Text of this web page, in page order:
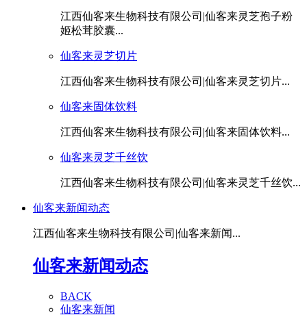
江西仙客来生物科技有限公司|仙客来灵芝孢子粉
姬松茸胶囊...
仙客来灵芝切片
江西仙客来生物科技有限公司|仙客来灵芝切片...
仙客来固体饮料
江西仙客来生物科技有限公司|仙客来固体饮料...
仙客来灵芝千丝饮
江西仙客来生物科技有限公司|仙客来灵芝千丝饮...
仙客来新闻动态
江西仙客来生物科技有限公司|仙客来新闻...
仙客来新闻动态
BACK
仙客来新闻